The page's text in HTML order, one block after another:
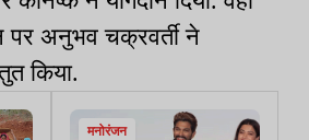
पर अनुभव चक्रवर्ती ने
किया.
मनोरंजन